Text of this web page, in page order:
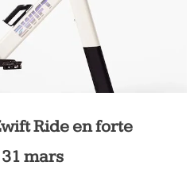
Ride en forte
mars